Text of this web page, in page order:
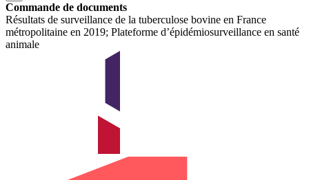
Commande de documents
Résultats de surveillance de la tuberculose bovine en France
métropolitaine en 2019; Plateforme d’épidémiosurveillance en santé
animale